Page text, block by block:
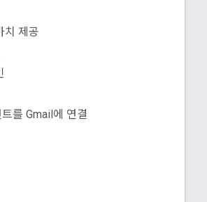
치 제공
를 Gmail에 연결